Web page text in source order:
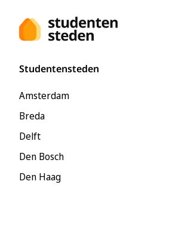
Studentensteden
Amsterdam
Breda
Delft
Den Bosch
Den Haag